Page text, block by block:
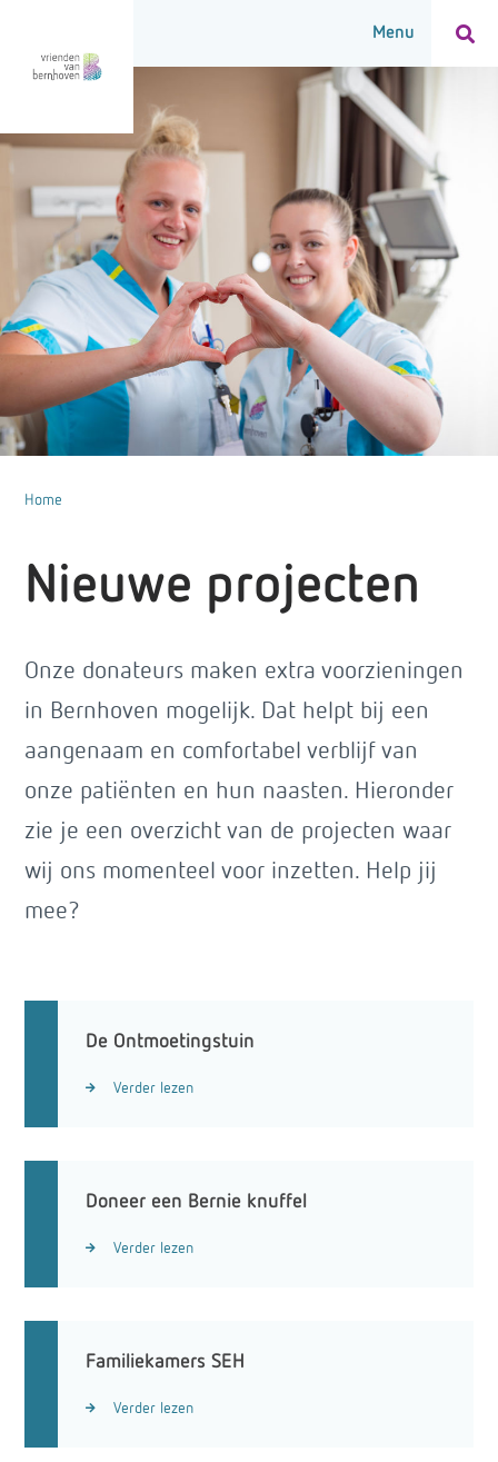
Home
Nieuwe projecten
Onze donateurs maken extra voorzieningen
in Bernhoven mogelijk. Dat helpt bij een
aangenaam en comfortabel verblijf van
onze patiënten en hun naasten. Hieronder
zie je een overzicht van de projecten waar
wij ons momenteel voor inzetten. Help jij
mee?
De Ontmoetingstuin
Verder lezen
Doneer een Bernie knuffel
Verder lezen
Familiekamers SEH
Verder lezen